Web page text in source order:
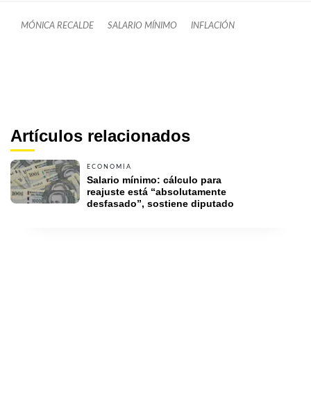
MÓNICA RECALDE SALARIO MÍNIMO INFLACIÓN
Artículos relacionados
ECONOMÍA
Salario mínimo: cálculo para
reajuste está “absolutamente
desfasado”, sostiene diputado